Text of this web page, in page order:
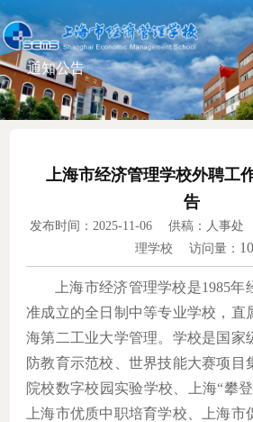
通知公告
上海市经济管理学校外聘工
告
发布时间：2025-11-06 供稿：人事
理学校 访问量：
上海市经济管理学校是1985年
准成立的全日制中等专业学校，直
海第二工业大学管理。学校是国家
防教育示范校、世界技能大赛项目
院校数字校园实验学校、上海“攀
上海市优质中职培育学校、上海市